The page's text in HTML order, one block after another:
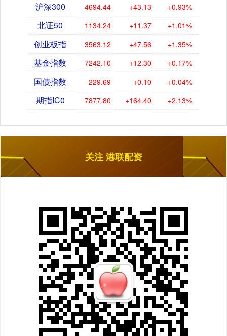
沪深300 4694.44 +43.13 +0.93%
北证50 1134.24 +11.37 +1.01%
创业板指 3563.12 +47.56 +1.35%
基金指数 7242.10 +12.30 +0.17%
国债指数 229.69 +0.10 +0.04%
期指IC0 7877.80 +164.40 +2.13%
关注 港联配资